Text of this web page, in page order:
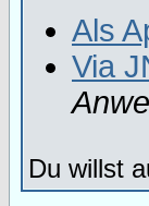
Als
Via
Du willst